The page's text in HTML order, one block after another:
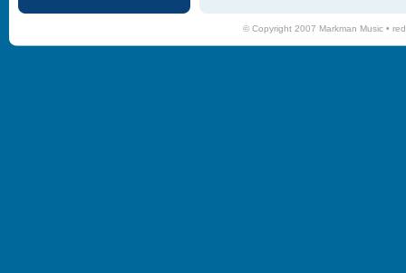
© Copyright 2007 Markman Music •